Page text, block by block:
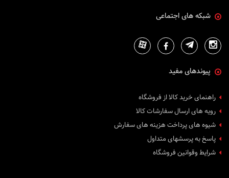
شبکه های اجتماعی
پیوندهای مفید
راهنمای خرید کالا از فروشگاه
رویه های ارسال سفارشات کالا
شیوه های پرداخت هزینه های سفارش
پاسخ به پرسشهای متداول
شرایط وقوانین فروشگاه